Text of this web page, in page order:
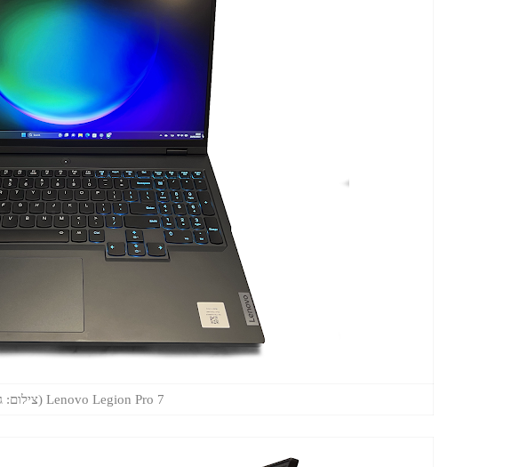
Lenovo Legion Pro 7 (צילום: גד גניר)